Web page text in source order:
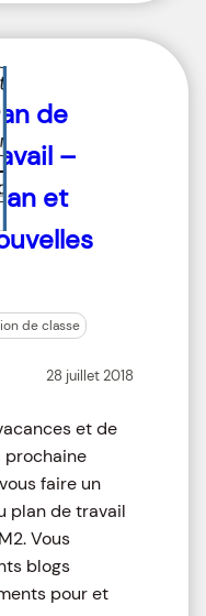
de
–
et
de classe
28 juillet 2018
et de
prochaine
faire un
plan de travail
Vous
blogs
pour et